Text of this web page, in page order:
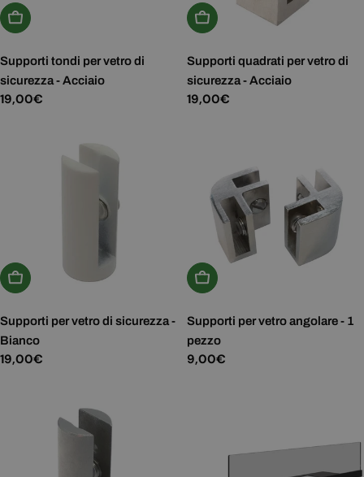
Aggiungi Al Carrello
Supporti tondi per vetro di
sicurezza - Acciaio
Prezzo
19,00€
Aggiungi Al Carrello
Supporti quadrati per vetro di
sicurezza - Acciaio
Prezzo
19,00€
Aggiungi Al Carrello
Supporti per vetro di sicurezza -
Bianco
Prezzo
19,00€
Aggiungi Al Carrello
Supporti per vetro angolare - 1
pezzo
Prezzo
9,00€